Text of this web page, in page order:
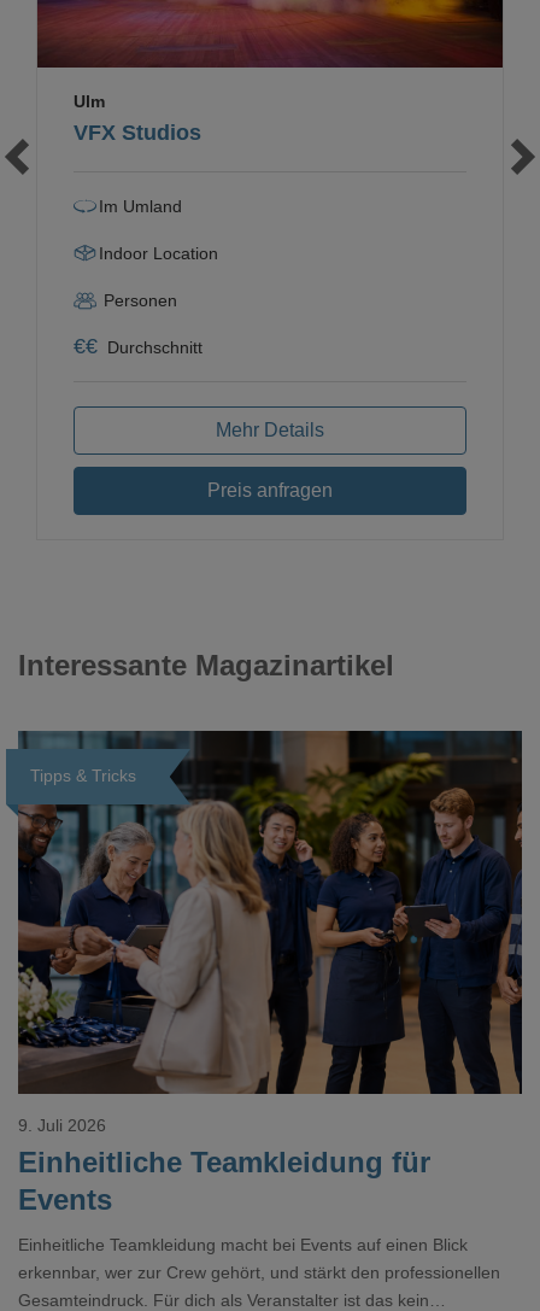
VFX Studios
Ulm
Im Umland
Indoor Location
Personen
€€ Durchschnitt
Mehr Details
Preis anfragen
Interessante Magazinartikel
Tipps & Tricks
Loading...
Einheitliche Teamkleidung für
Events
9. Juli 2026
Einheitliche Teamkleidung macht bei Events auf einen Blick
erkennbar, wer zur Crew gehört, und stärkt den professionellen
Gesamteindruck. Für dich als Veranstalter ist das kein